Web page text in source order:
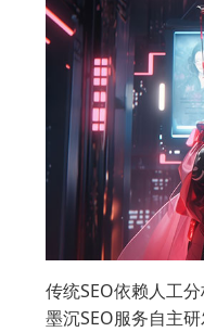
传统SEO依赖人工
墨沉SEO服务自主